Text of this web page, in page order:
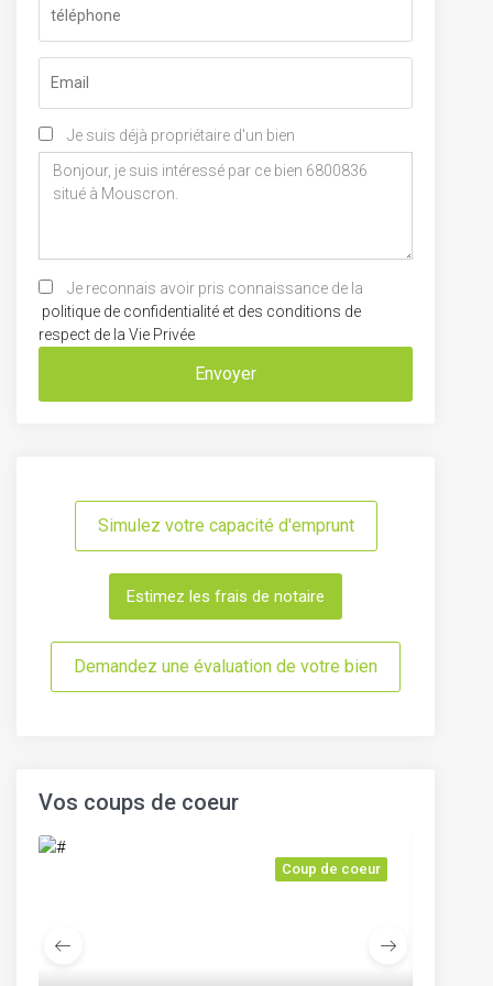
Je suis déjà propriétaire d'un bien
Je reconnais avoir pris connaissance de la
politique de confidentialité et des conditions de
respect de la Vie Privée
Envoyer
Simulez votre capacité d'emprunt
Estimez les frais de notaire
Demandez une évaluation de votre bien
Vos coups de coeur
Coup de coeur